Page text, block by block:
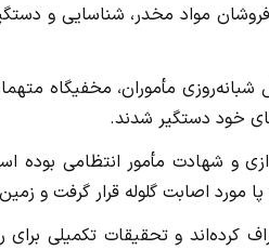
مواد مخدر، شناسایی و
شبانه‌روزی مأموران، مخفیگاه
خود دستگیر شدند.
و شهادت مأمور انتظامی بوده
مورد اصابت گلوله قرار گرفت و
کرده‌اند و تحقیقات تکمیلی